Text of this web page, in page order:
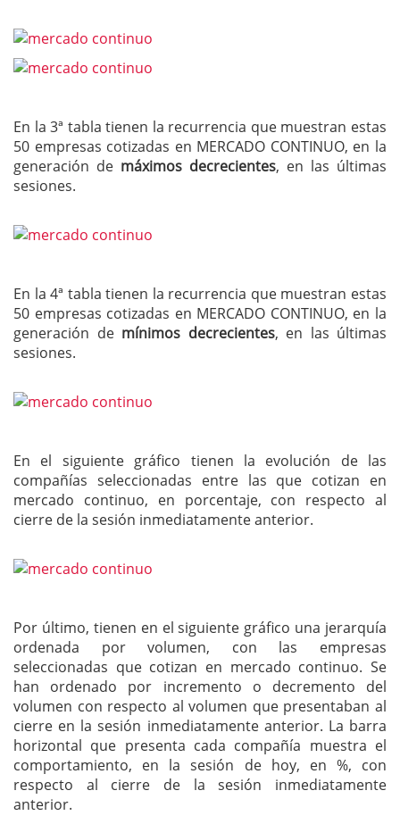
En la 3ª tabla tienen la recurrencia que muestran estas
50 empresas cotizadas en MERCADO CONTINUO, en la
generación de máximos decrecientes, en las últimas
sesiones.
En la 4ª tabla tienen la recurrencia que muestran estas
50 empresas cotizadas en MERCADO CONTINUO, en la
generación de mínimos decrecientes, en las últimas
sesiones.
En el siguiente gráfico tienen la evolución de las
compañías seleccionadas entre las que cotizan en
mercado continuo, en porcentaje, con respecto al
cierre de la sesión inmediatamente anterior.
Por último, tienen en el siguiente gráfico una jerarquía
ordenada por volumen, con las empresas
seleccionadas que cotizan en mercado continuo. Se
han ordenado por incremento o decremento del
volumen con respecto al volumen que presentaban al
cierre en la sesión inmediatamente anterior. La barra
horizontal que presenta cada compañía muestra el
comportamiento, en la sesión de hoy, en %, con
respecto al cierre de la sesión inmediatamente
anterior.